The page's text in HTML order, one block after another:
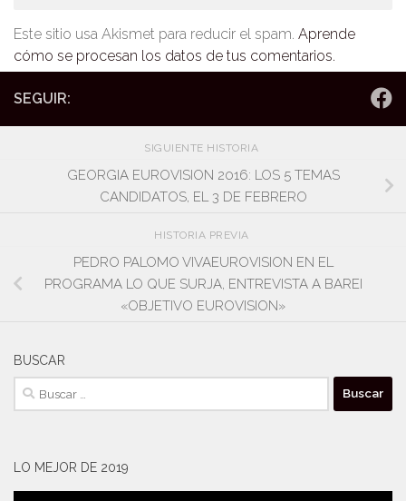
Este sitio usa Akismet para reducir el spam. Aprende
cómo se procesan los datos de tus comentarios.
SEGUIR:
SIGUIENTE HISTORIA
GEORGIA EUROVISION 2016: LOS 5 TEMAS
CANDIDATOS, EL 3 DE FEBRERO
HISTORIA PREVIA
PEDRO PALOMO VIVAEUROVISION EN EL
PROGRAMA LO QUE SURJA, ENTREVISTA A BAREI
«OBJETIVO EUROVISION»
BUSCAR
Buscar:
LO MEJOR DE 2019